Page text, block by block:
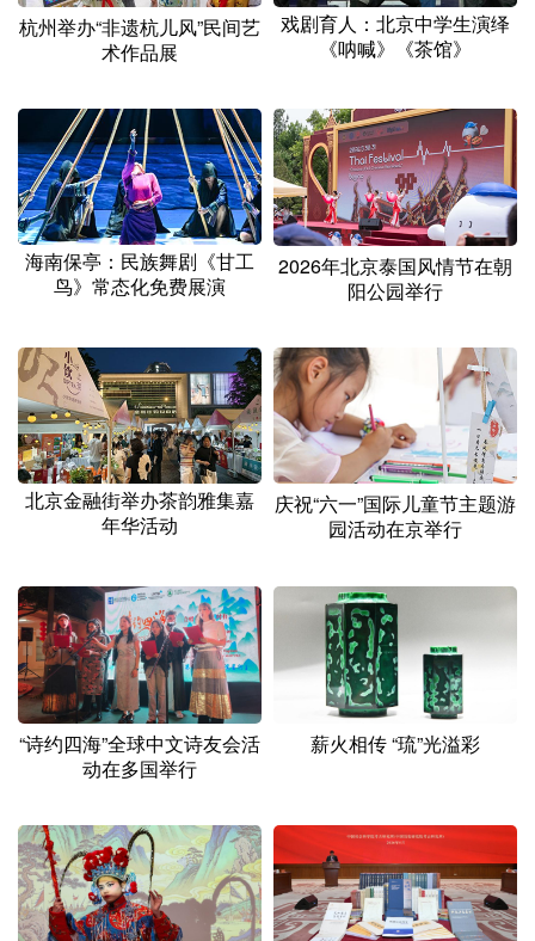
陕西 甘肃 青海 宁夏
多语种频道
English Español Français عربى
Русский язык 日本語 한국어
杭州举办“非遗杭儿风”民间艺
术作品展
戏剧育人：北京中学生演绎
《呐喊》《茶馆》
海南保亭：民族舞剧《甘工
鸟》常态化免费展演
2026年北京泰国风情节在朝
阳公园举行
北京金融街举办茶韵雅集嘉
年华活动
庆祝“六一”国际儿童节主题游
园活动在京举行
“诗约四海”全球中文诗友会活
动在多国举行
薪火相传 “琉”光溢彩